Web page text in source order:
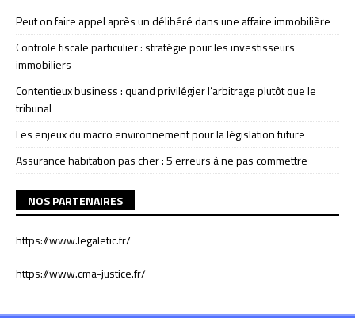
Peut on faire appel après un délibéré dans une affaire immobilière
Controle fiscale particulier : stratégie pour les investisseurs
immobiliers
Contentieux business : quand privilégier l’arbitrage plutôt que le
tribunal
Les enjeux du macro environnement pour la législation future
Assurance habitation pas cher : 5 erreurs à ne pas commettre
NOS PARTENAIRES
https://www.legaletic.fr/
https://www.cma-justice.fr/